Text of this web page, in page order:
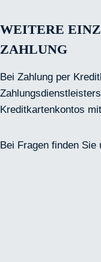
WEITERE
ZAHLUNG
Bei Zahlung per
Kreditkartenkontos
Bei Fragen finden